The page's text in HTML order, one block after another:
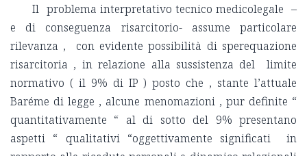
Il problema interpretativo tecnico medicolegale –
e di conseguenza risarcitorio- assume particolare
rilevanza , con evidente possibilità di sperequazione
risarcitoria , in relazione alla sussistenza del limite
normativo ( il 9% di IP ) posto che , stante l’attuale
Baréme di legge , alcune menomazioni , pur definite “
quantitativamente “ al di sotto del 9% presentano
aspetti “ qualitativi “oggettivamente significati in